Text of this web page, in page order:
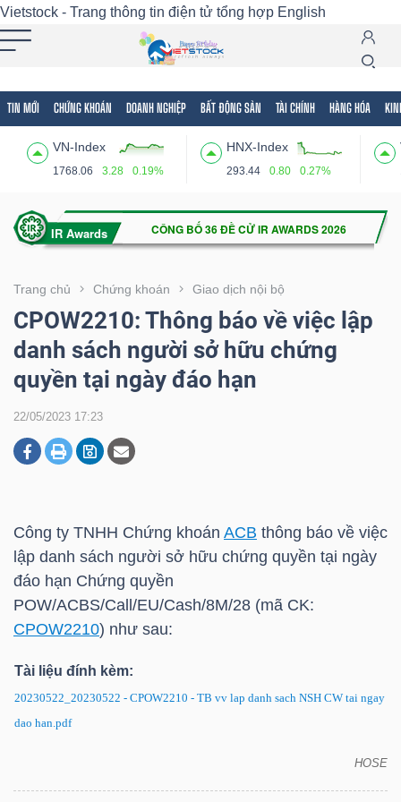
Vietstock - Trang thông tin điện tử tổng hợp English
TIN MỚI CHỨNG KHOÁN DOANH NGHIỆP BẤT ĐỘNG SẢN TÀI CHÍNH HÀNG HÓA
VN-Index
1768.06 3.28 0.19%
HNX-Index
293.44 0.80 0.27%
Trang chủ Chứng khoán Giao dịch nội bộ
CPOW2210: Thông báo về việc lập
danh sách người sở hữu chứng
quyền tại ngày đáo hạn
22/05/2023 17:23
Công ty TNHH Chứng khoán ACB thông báo về việc
lập danh sách người sở hữu chứng quyền tại ngày
đáo hạn Chứng quyền
POW/ACBS/Call/EU/Cash/8M/28 (mã CK:
CPOW2210) như sau:
Tài liệu đính kèm:
20230522_20230522 - CPOW2210 - TB vv lap danh sach NSH CW tai ngay
dao han.pdf
HOSE
Tất cả Tính năng Ngành Mã chứng khoán
Tính
(-)
VIETSTOCK
CHỨNG
KHOÁN
DOANH
TÀI
CHÍNH